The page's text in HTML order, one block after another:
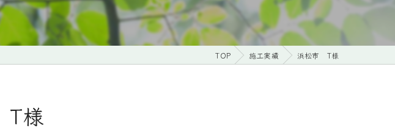
TOP 施工実績 浜松市 T様
様